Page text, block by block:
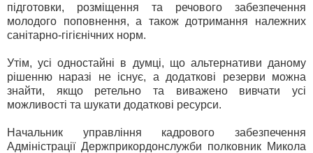
підготовки, розміщення та речового забезпечення
молодого поповнення, а також дотримання належних
санітарно-гігієнічних норм.
Утім, усі одностайні в думці, що альтернативи даному
рішенню наразі не існує, а додаткові резерви можна
знайти, якщо ретельно та виважено вивчати усі
можливості та шукати додаткові ресурси.
Начальник управління кадрового забезпечення
Адміністрації Держприкордонслужби полковник Микола